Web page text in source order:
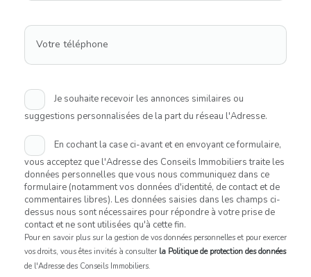
Votre téléphone
Je souhaite recevoir les annonces similaires ou
suggestions personnalisées de la part du réseau l'Adresse.
En cochant la case ci-avant et en envoyant ce formulaire,
vous acceptez que l'Adresse des Conseils Immobiliers traite les
données personnelles que vous nous communiquez dans ce
formulaire (notamment vos données d'identité, de contact et de
commentaires libres). Les données saisies dans les champs ci-
dessus nous sont nécessaires pour répondre à votre prise de
contact et ne sont utilisées qu'à cette fin.
Pour en savoir plus sur la gestion de vos données personnelles et pour exercer
vos droits, vous êtes invités à consulter la Politique de protection des données
de l'Adresse des Conseils Immobiliers.